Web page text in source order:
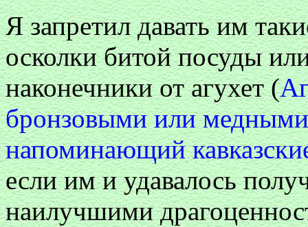
Я запретил давать им
осколки битой посуды
наконечники от агухет (
бронзовыми или
напоминающий
если им и удавалось
наилучшими